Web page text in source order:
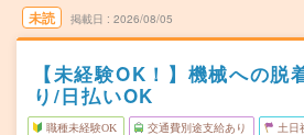
未読 掲載日 2026/08/05
【未経験OK！】機械への脱
り/日払いOK
職種未経験OK 交通費別途支給あり 土日